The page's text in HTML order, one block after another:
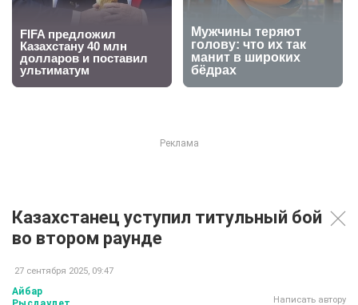
Казахстанец уступил титульный бой
во втором раунде
27 сентября 2025, 09:47
Айбар
Написать автору